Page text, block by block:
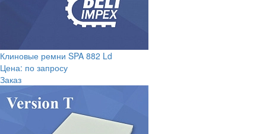
Клиновые ремни SPA 882 Ld
Цена: по запросу
Заказ